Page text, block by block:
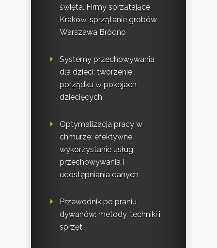
święta. Firmy sprzątające
Kraków, sprzątanie grobów
Warszawa Bródno
Systemy przechowywania
dla dzieci: tworzenie
porządku w pokojach
dziecięcych
Optymalizacja pracy w
chmurze: efektywne
wykorzystanie usług
przechowywania i
udostępniania danych
Przewodnik po praniu
dywanów: metody, techniki i
sprzęt